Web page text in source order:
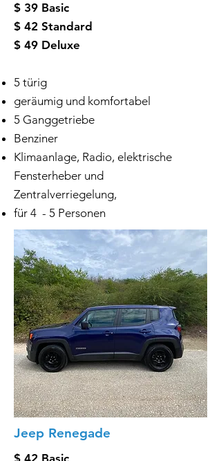
$ 39 Basic
$ 42 Standard
$ 49 Deluxe
5 türig
geräumig und komfortabel
5 Ganggetriebe
Benziner
Klimaanlage, Radio, elektrische
Fensterheber und
Zentralverriegelung,
für 4 - 5 Personen
Jeep Renegade
$ 42 Basic